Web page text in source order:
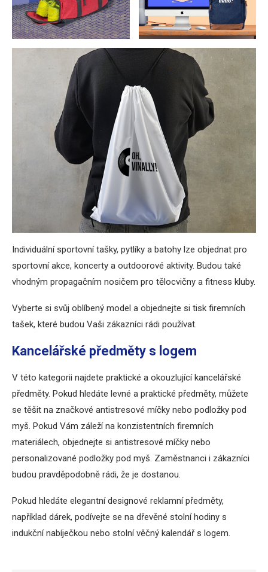
Individuální sportovní tašky, pytlíky a batohy lze objednat pro
sportovní akce, koncerty a outdoorové aktivity. Budou také
vhodným propagačním nosičem pro tělocvičny a fitness kluby.
Vyberte si svůj oblíbený model a objednejte si tisk firemních
tašek, které budou Vaši zákazníci rádi používat.
Kancelářské předměty s logem
V této kategorii najdete praktické a okouzlující kancelářské
předměty. Pokud hledáte levné a praktické předměty, můžete
se těšit na značkové antistresové míčky nebo podložky pod
myš. Pokud Vám záleží na konzistentních firemních
materiálech, objednejte si antistresové míčky nebo
personalizované podložky pod myš. Zaměstnanci i zákazníci
budou pravděpodobně rádi, že je dostanou.
Pokud hledáte elegantní designové reklamní předměty,
například dárek, podívejte se na dřevěné stolní hodiny s
indukční nabíječkou nebo stolní věčný kalendář s logem.